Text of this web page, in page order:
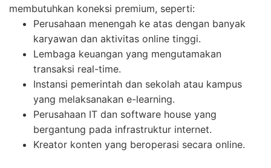
membutuhkan koneksi premium, seperti:
Perusahaan menengah ke atas dengan banyak
karyawan dan aktivitas online tinggi.
Lembaga keuangan yang mengutamakan
transaksi real-time.
Instansi pemerintah dan sekolah atau kampus
yang melaksanakan e-learning.
Perusahaan IT dan software house yang
bergantung pada infrastruktur internet.
Kreator konten yang beroperasi secara online.